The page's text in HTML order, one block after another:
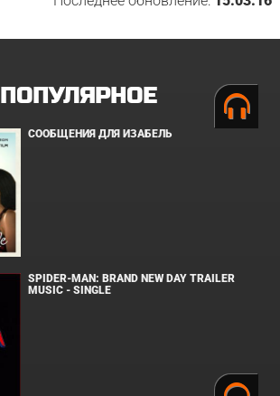
ПОПУЛЯРНОЕ
СООБЩЕНИЯ ДЛЯ ИЗАБЕЛЬ
SPIDER-MAN: BRAND NEW DAY TRAILER
MUSIC - SINGLE